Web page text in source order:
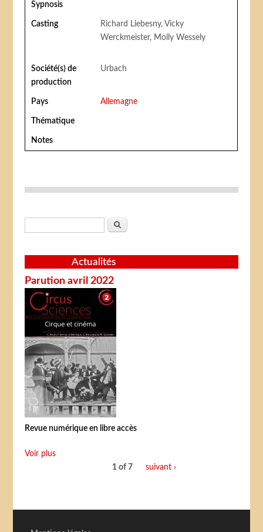
Sypnosis
Casting
Richard Liebesny, Vicky
Werckmeister, Molly Wessely
Société(s) de
production
Urbach
Pays Allemagne
Thématique
Notes
Formulaire de recherche
Rechercher
Actualités
Parution avril 2022
Revue numérique en libre accès
Voir plus
1 of 7
suivant ›